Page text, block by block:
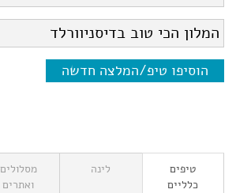
הוסיפו טיפ/המלצה חדשה
טיפים
כלליים
לינה
מסלולים
ואתרים